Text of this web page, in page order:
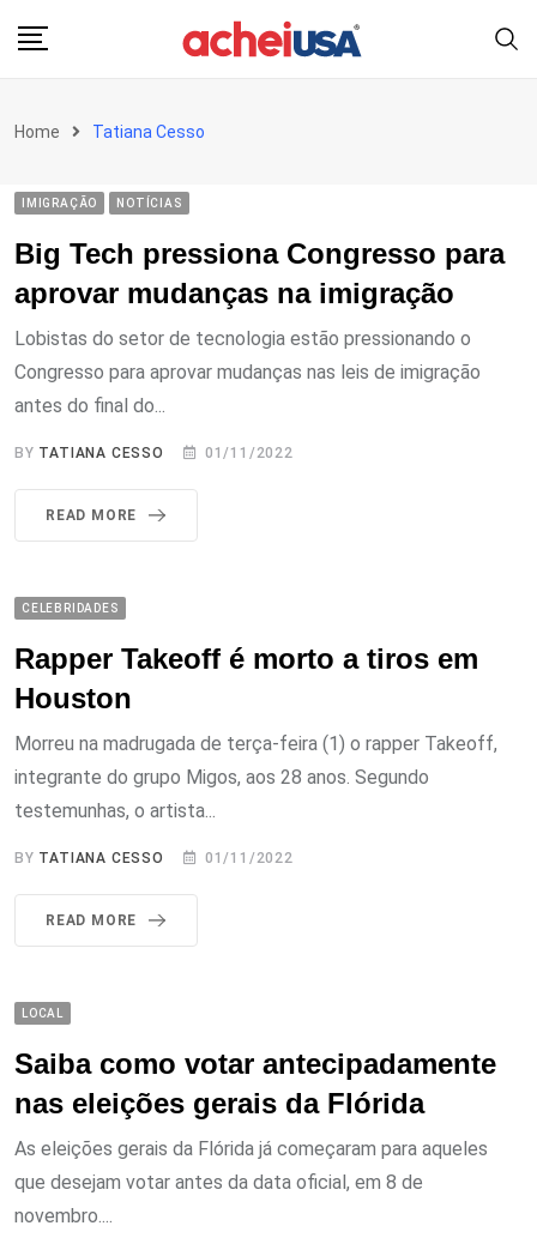
Home Tatiana Cesso
IMIGRAÇÃO NOTÍCIAS
Big Tech pressiona Congresso para
aprovar mudanças na imigração
Lobistas do setor de tecnologia estão pressionando o
Congresso para aprovar mudanças nas leis de imigração
antes do final do...
BY TATIANA CESSO 01/11/2022
READ MORE
CELEBRIDADES
Rapper Takeoff é morto a tiros em
Houston
Morreu na madrugada de terça-feira (1) o rapper Takeoff,
integrante do grupo Migos, aos 28 anos. Segundo
testemunhas, o artista...
BY TATIANA CESSO 01/11/2022
READ MORE
LOCAL
Saiba como votar antecipadamente
nas eleições gerais da Flórida
As eleições gerais da Flórida já começaram para aqueles
que desejam votar antes da data oficial, em 8 de
novembro....